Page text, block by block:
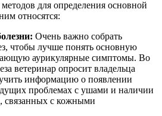
для определения основной
относятся:
Очень важно собрать
чтобы лучше понять основную
аурикулярные симптомы. Во
ветеринар опросит владельца
информацию о появлении
проблемах с ушами и наличии
связанных с кожными